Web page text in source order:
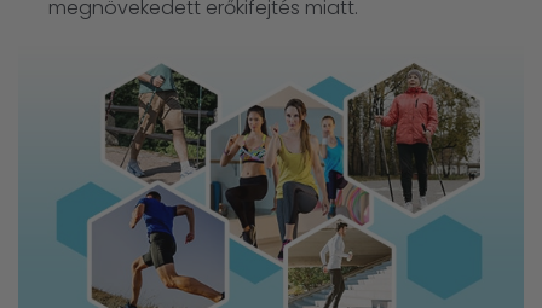
megnövekedett erőkifejtés miatt.